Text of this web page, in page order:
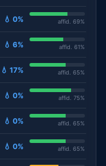
💧 0% affid. 69%
💧 6% affid. 61%
💧 17% affid. 65%
💧 0% affid. 75%
💧 0% affid. 65%
💧 0% affid. 65%